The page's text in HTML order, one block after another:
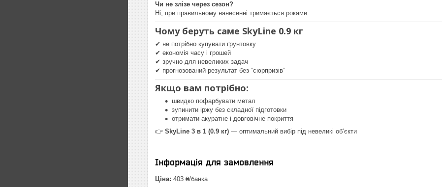
Чи не злізе через сезон?
Ні, при правильному нанесенні тримається роками.
Чому беруть саме SkyLine 0.9 кг
✔ не потрібно купувати ґрунтовку
✔ економія часу і грошей
✔ зручно для невеликих задач
✔ прогнозований результат без “сюрпризів”
Якщо вам потрібно:
швидко пофарбувати метал
зупинити іржу без складної підготовки
отримати акуратне і довговічне покриття
👉 SkyLine 3 в 1 (0.9 кг) — оптимальний вибір під невеликі об’єкти
Інформація для замовлення
Ціна: 403 ₴/банка